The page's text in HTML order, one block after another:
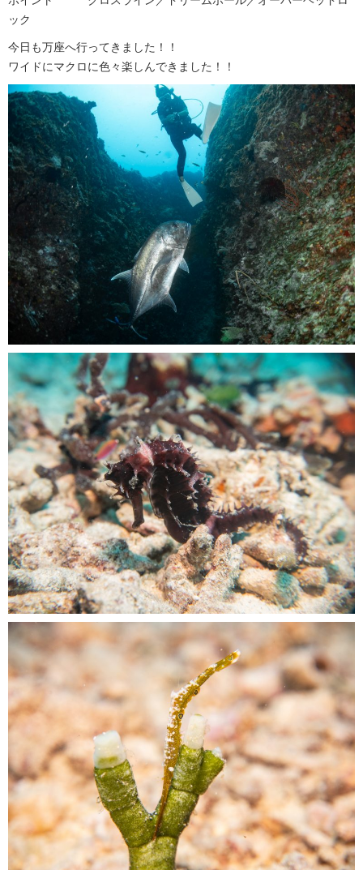
ック
今日も万座へ行ってきました！！
ワイドにマクロに色々楽しんできました！！